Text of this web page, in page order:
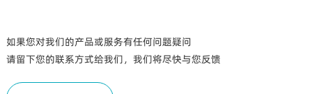
如果您对我们的产品或服务有任何问题疑问
请留下您的联系方式给我们，我们将尽快与您反馈